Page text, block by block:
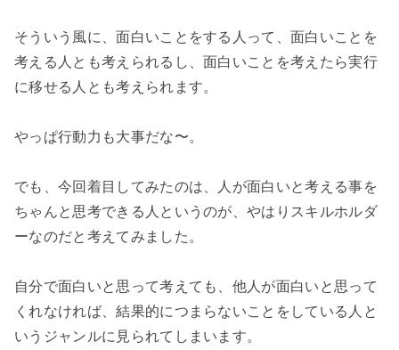
そういう風に、面白いことをする人って、面白いことを
考える人とも考えられるし、面白いことを考えたら実行
に移せる人とも考えられます。
やっぱ行動力も大事だな〜。
でも、今回着目してみたのは、人が面白いと考える事を
ちゃんと思考できる人というのが、やはりスキルホルダ
ーなのだと考えてみました。
自分で面白いと思って考えても、他人が面白いと思って
くれなければ、結果的につまらないことをしている人と
いうジャンルに見られてしまいます。